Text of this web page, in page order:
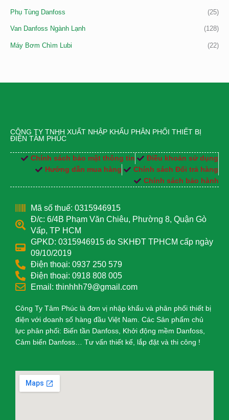
Phụ Tùng Danfoss (25)
Van Danfoss Ngành Lạnh (128)
Máy Bơm Chìm Lubi (22)
CÔNG TY TNHH XUẤT NHẬP KHẨU PHÂN PHỐI THIẾT BỊ
ĐIỆN TÂM PHÚC
Chính sách bảo mật thông tin
Điều khoản sử dụng
Hướng dẫn mua hàng
Chính sách Đổi trả hàng
Chính sách bảo hành
Mã số thuế: 0315946915
Đ/c: 6/4B Phạm Văn Chiêu, Phường 8, Quận Gò
Vấp, TP HCM
GPKD: 0315946915 do SKHĐT TPHCM cấp ngày
09/10/2019
Điện thoại: 0937 250 579
Điện thoại: 0918 808 005
Email: thinhhh79@gmail.com
Công Ty Tâm Phúc là đơn vị nhập khẩu và phân phối thiết bị
điện với doanh số hàng đầu Việt Nam. Các Sản phẩm chủ
lực phân phối: Biến tần Danfoss, Khởi động mềm Danfoss,
Cảm biến Danfoss… Tư vấn thiết kế, lắp đặt và thi công !